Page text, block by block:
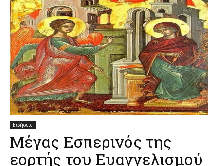
Ειδήσεις
Μέγας Εσπερινός της
εορτής του Ευαγγελισμού